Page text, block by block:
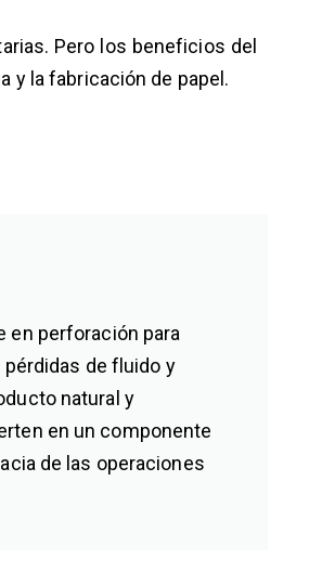
Pero los beneficios del
y la fabricación de papel.
en perforación para
de fluido y
natural y
en un componente
de las operaciones